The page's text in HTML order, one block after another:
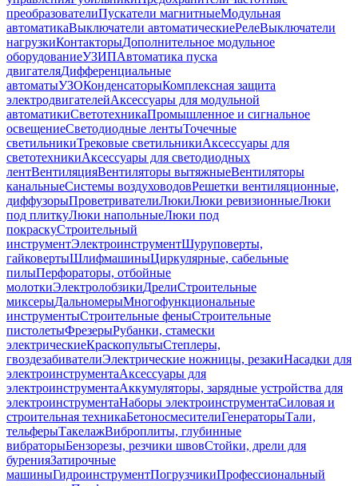
преобразователиПускатели магнитныеМодульная
автоматикаВыключатели автоматическиеРелеВыключатели
нагрузкиКонтакторыДополнительное модульное
оборудованиеУЗИПАвтоматика пуска
двигателяДифференциальные
автоматыУЗОКонденсаторыКомплексная защита
электродвигателейАксессуары для модульной
автоматикиСветотехникаПромышленное и сигнальное
освещениеСветодиодные лентыТочечные
светильникиТрековые светильникиАксессуары для
светотехникиАксессуары для светодиодных
лентВентиляцияВентиляторы вытяжныеВентиляторы
канальныеСистемы воздуховодовРешетки вентиляционные,
диффузорыПроветривателиЛюкиЛюки ревизионныеЛюки
под плиткуЛюки напольныеЛюки под
покраскуСтроительный
инструментЭлектроинструментШуруповерты,
гайковертыШлифмашиныЦиркулярные, сабельные
пилыПерфораторы, отбойные
молоткиЭлектролобзикиДрелиСтроительные
миксерыДальномерыМногофункциональные
инструментыСтроительные феныСтроительные
пистолетыФрезерыРубанки, стамески
электрическиеКраскопультыСтеплеры,
гвоздезабивателиЭлектрические ножницы, резакиНасадки для
электроинструментаАксессуары для
электроинструментаАккумуляторы, зарядные устройства для
электроинструментаНаборы электроинструментаСиловая и
строительная техникаБетоносмесителиГенераторыТали,
тельферыТакелажВиброплиты, глубинные
вибраторыБензорезы, резчики швовСтойки, дрели для
буренияЗатирочные
машиныГидроинструментПогрузчикиПрофессиональный